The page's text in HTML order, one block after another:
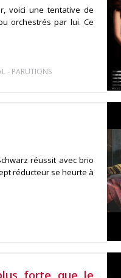
voici une tentative de
orchestrés par lui. Ce
- PARUTIONS
réussit avec brio
réducteur se heurte à
forte que le